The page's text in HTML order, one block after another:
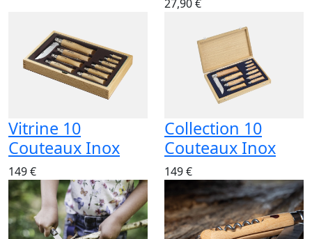
27,90 €
Vitrine 10
Couteaux Inox
149 €
Collection 10
Couteaux Inox
149 €